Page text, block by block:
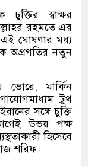
স্বাক্ষর
রহমতে এর
এই ঘোষণার মধ্য
অগ্রগতির নতুন
ভোরে,মার্কিন
ট্রুথ
সঙ্গে চুক্তি
উভয় পক্ষ
হিসেবে
শরিফ।